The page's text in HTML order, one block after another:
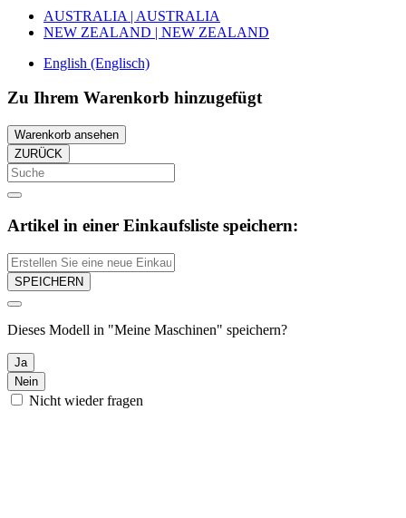
AUSTRALIA | AUSTRALIA
NEW ZEALAND | NEW ZEALAND
English (Englisch)
Zu Ihrem Warenkorb hinzugefügt
Warenkorb ansehen
ZURÜCK
Artikel in einer Einkaufsliste speichern:
SPEICHERN
Dieses Modell in "Meine Maschinen" speichern?
Ja
Nein
Nicht wieder fragen